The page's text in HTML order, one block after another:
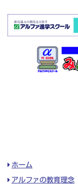
ホーム
アルファの教育理念